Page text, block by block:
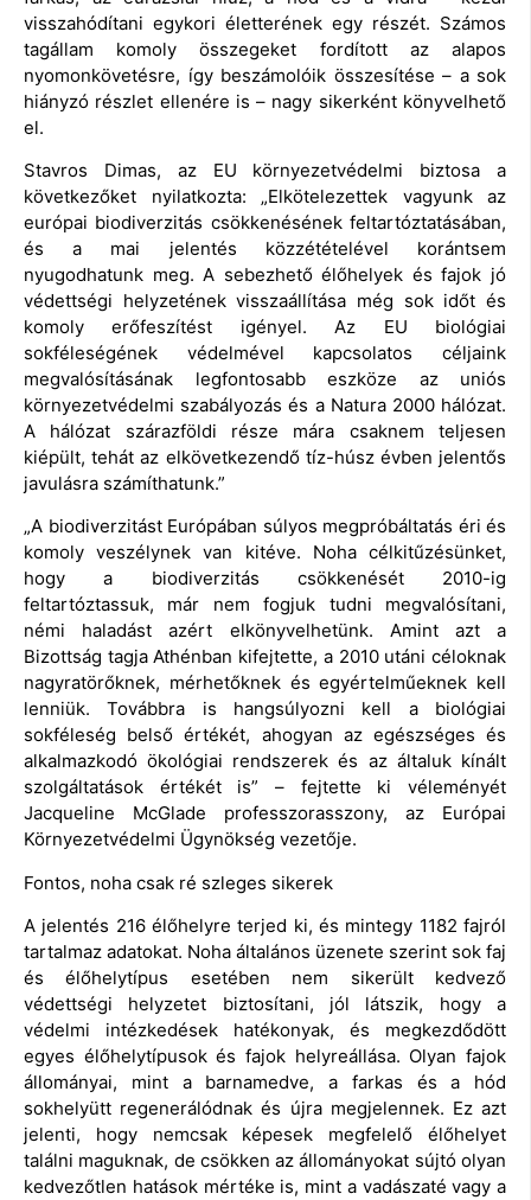
visszahódítani egykori életterének egy részét. Számos
tagállam komoly összegeket fordított az alapos
nyomonkövetésre, így beszámolóik összesítése – a sok
hiányzó részlet ellenére is – nagy sikerként könyvelhető
el.
Stavros Dimas, az EU környezetvédelmi biztosa a
következőket nyilatkozta: „Elkötelezettek vagyunk az
európai biodiverzitás csökkenésének feltartóztatásában,
és a mai jelentés közzétételével korántsem
nyugodhatunk meg. A sebezhető élőhelyek és fajok jó
védettségi helyzetének visszaállítása még sok időt és
komoly erőfeszítést igényel. Az EU biológiai
sokféleségének védelmével kapcsolatos céljaink
megvalósításának legfontosabb eszköze az uniós
környezetvédelmi szabályozás és a Natura 2000 hálózat.
A hálózat szárazföldi része mára csaknem teljesen
kiépült, tehát az elkövetkezendő tíz-húsz évben jelentős
javulásra számíthatunk.”
„A biodiverzitást Európában súlyos megpróbáltatás éri és
komoly veszélynek van kitéve. Noha célkitűzésünket,
hogy a biodiverzitás csökkenését 2010-ig
feltartóztassuk, már nem fogjuk tudni megvalósítani,
némi haladást azért elkönyvelhetünk. Amint azt a
Bizottság tagja Athénban kifejtette, a 2010 utáni céloknak
nagyratörőknek, mérhetőknek és egyértelműeknek kell
lenniük. Továbbra is hangsúlyozni kell a biológiai
sokféleség belső értékét, ahogyan az egészséges és
alkalmazkodó ökológiai rendszerek és az általuk kínált
szolgáltatások értékét is” – fejtette ki véleményét
Jacqueline McGlade professzorasszony, az Európai
Környezetvédelmi Ügynökség vezetője.
Fontos, noha csak ré szleges sikerek
A jelentés 216 élőhelyre terjed ki, és mintegy 1182 fajról
tartalmaz adatokat. Noha általános üzenete szerint sok faj
és élőhelytípus esetében nem sikerült kedvező
védettségi helyzetet biztosítani, jól látszik, hogy a
védelmi intézkedések hatékonyak, és megkezdődött
egyes élőhelytípusok és fajok helyreállása. Olyan fajok
állományai, mint a barnamedve, a farkas és a hód
sokhelyütt regenerálódnak és újra megjelennek. Ez azt
jelenti, hogy nemcsak képesek megfelelő élőhelyet
találni maguknak, de csökken az állományokat sújtó olyan
kedvezőtlen hatások mértéke is, mint a vadászaté vagy a